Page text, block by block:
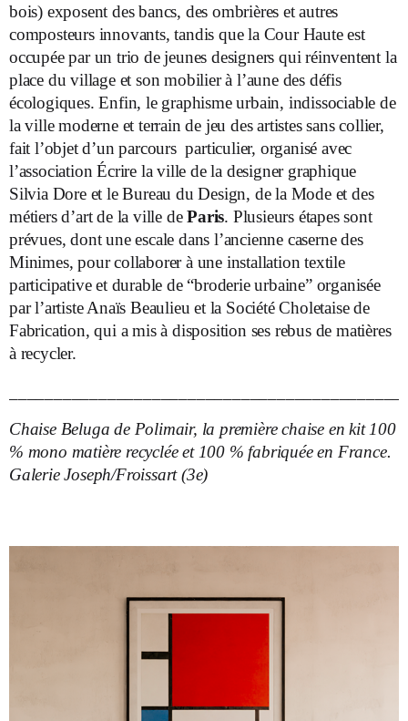
bois) exposent des bancs, des ombrières et autres
composteurs innovants, tandis que la Cour Haute est
occupée par un trio de jeunes designers qui réinventent la
place du village et son mobilier à l’aune des défis
écologiques. Enfin, le graphisme urbain, indissociable de
la ville moderne et terrain de jeu des artistes sans collier,
fait l’objet d’un parcours particulier, organisé avec
l’association Écrire la ville de la designer graphique
Silvia Dore et le Bureau du Design, de la Mode et des
métiers d’art de la ville deParis. Plusieurs étapes sont
prévues, dont une escale dans l’ancienne caserne des
Minimes, pour collaborer à une installation textile
participative et durable de “broderie urbaine” organisée
par l’artiste Anaïs Beaulieu et la Société Choletaise de
Fabrication, qui a mis à disposition ses rebus de matières
à recycler.
Chaise Beluga de Polimair, la première chaise en kit 100
% mono matière recyclée et 100 % fabriquée en France.
Galerie Joseph/Froissart (3e)